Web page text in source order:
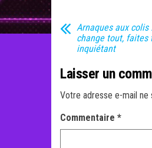
Arnaques aux
change tout, faites
inquiétant
Laisser un
Votre adresse e-mail ne
Commentaire *